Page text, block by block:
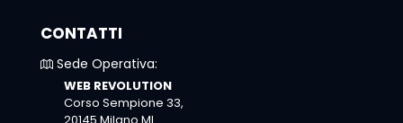
CONTATTI
Sede Operativa:
WEB REVOLUTION
Corso Sempione 33,